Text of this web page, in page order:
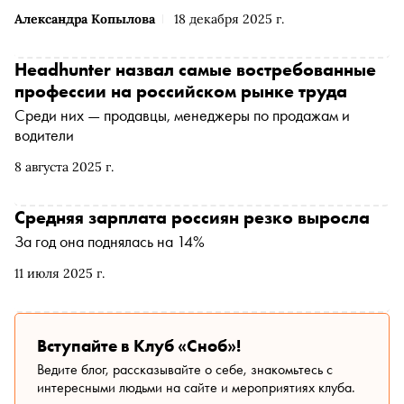
Александра Копылова 18 декабря 2025 г.
8 августа 2025 г.
Headhunter назвал самые востребованные
профессии на российском рынке труда
Среди них — продавцы, менеджеры по продажам и
водители
11 июля 2025 г.
Средняя зарплата россиян резко выросла
За год она поднялась на 14%
Вступайте в Клуб «Сноб»!
Ведите блог, рассказывайте о себе, знакомьтесь с
интересными людьми на сайте и мероприятиях клуба.